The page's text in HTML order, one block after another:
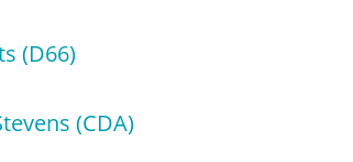
(D66)
(CDA)